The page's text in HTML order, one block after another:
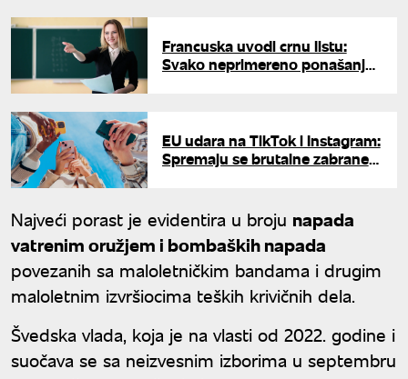
Francuska uvodi crnu listu:
Svako neprimereno ponašanje
EU udara na TikTok i Instagram:
Spremaju se brutalne zabrane
Najveći porast je evidentira u broju napada
vatrenim oružjem i bombaških napada
povezanih sa maloletničkim bandama i drugim
maloletnim izvršiocima teških krivičnih dela.
Švedska vlada, koja je na vlasti od 2022. godine i
suočava se sa neizvesnim izborima u septembru